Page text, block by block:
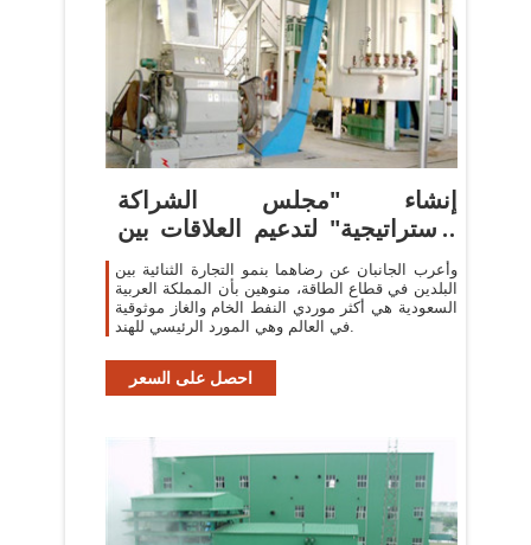
إنشاء "مجلس الشراكة
الاستراتيجية" لتدعيم العلاقات بين
وأعرب الجانبان عن رضاهما بنمو التجارة الثنائية بين
البلدين في قطاع الطاقة، منوهين بأن المملكة العربية
السعودية هي أكثر موردي النفط الخام والغاز موثوقية
في العالم وهي المورد الرئيسي للهند.
احصل على السعر